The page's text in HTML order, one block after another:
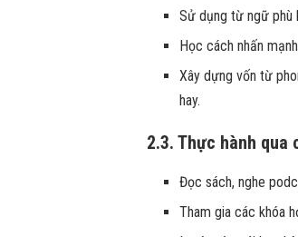
Sử dụng từ ngữ phù
Học cách nhấn
Xây dựng vốn từ
hay.
2.3. Thực hành
Đọc sách, nghe
Tham gia các khóa